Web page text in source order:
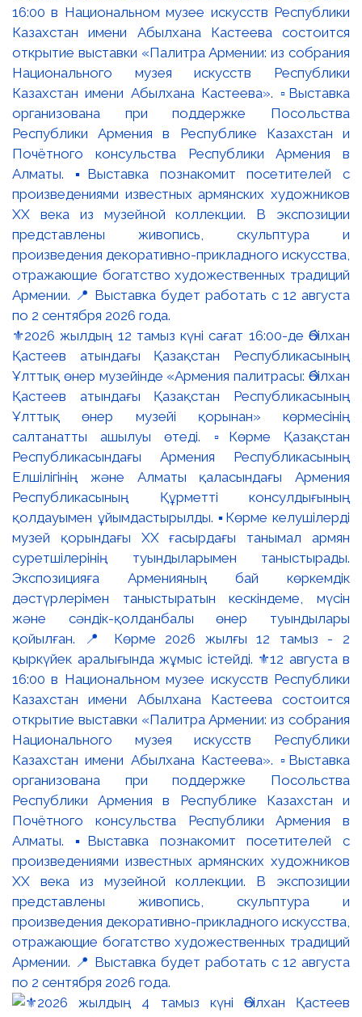
⚜️2026 жылдың 12 тамыз күні сағат 16:00-де Әбілхан
Қастеев атындағы Қазақстан Республикасының
Ұлттық өнер музейінде «Армения палитрасы: Әбілхан
Қастеев атындағы Қазақстан Республикасының
Ұлттық өнер музейі қорынан» көрмесінің
салтанатты ашылуы өтеді. ▫️Көрме Қазақстан
Республикасындағы Армения Республикасының
Елшілігінің және Алматы қаласындағы Армения
Республикасының Құрметті консулдығының
қолдауымен ұйымдастырылды. ▪️Көрме келушілерді
музей қорындағы ХХ ғасырдағы танымал армян
суретшілерінің туындыларымен таныстырады.
Экспозицияға Арменияның бай көркемдік
дәстүрлерімен таныстыратын кескіндеме, мүсін
және сәндік-қолданбалы өнер туындылары
қойылған. 📍 Көрме 2026 жылғы 12 тамыз - 2
қыркүйек аралығында жұмыс істейді. ⚜️12 августа в
16:00 в Национальном музее искусств Республики
Казахстан имени Абылхана Кастеева состоится
открытие выставки «Палитра Армении: из собрания
Национального музея искусств Республики
Казахстан имени Абылхана Кастеева». ▫️Выставка
организована при поддержке Посольства
Республики Армения в Республике Казахстан и
Почётного консульства Республики Армения в
Алматы. ▪️Выставка познакомит посетителей с
произведениями известных армянских художников
XX века из музейной коллекции. В экспозиции
представлены живопись, скульптура и
произведения декоративно-прикладного искусства,
отражающие богатство художественных традиций
Армении. 📍 Выставка будет работать с 12 августа
по 2 сентября 2026 года.